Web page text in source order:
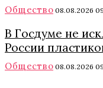
Общество 08.08.2026
В Госдуме не
России
Общество 08.08.2026